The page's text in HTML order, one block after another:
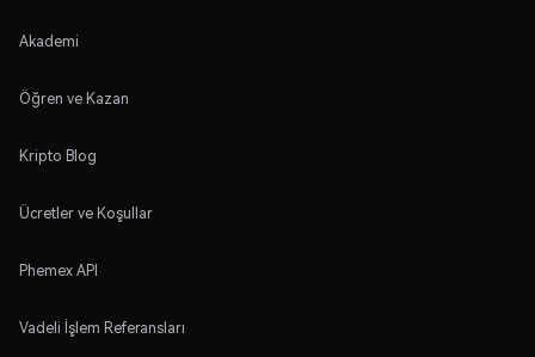
Akademi
Öğren ve Kazan
Kripto Blog
Ücretler ve Koşullar
Phemex API
Vadeli İşlem Referansları